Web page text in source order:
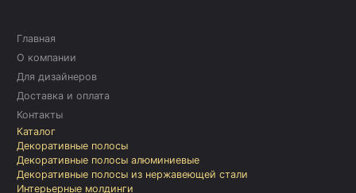
Главная
О компании
Для дизайнеров
Доставка и оплата
Контакты
Каталог
Декоративные полосы
Декоративные полосы алюминиевые
Декоративные полосы из нержавеющей стали
Интерьерные молдинги